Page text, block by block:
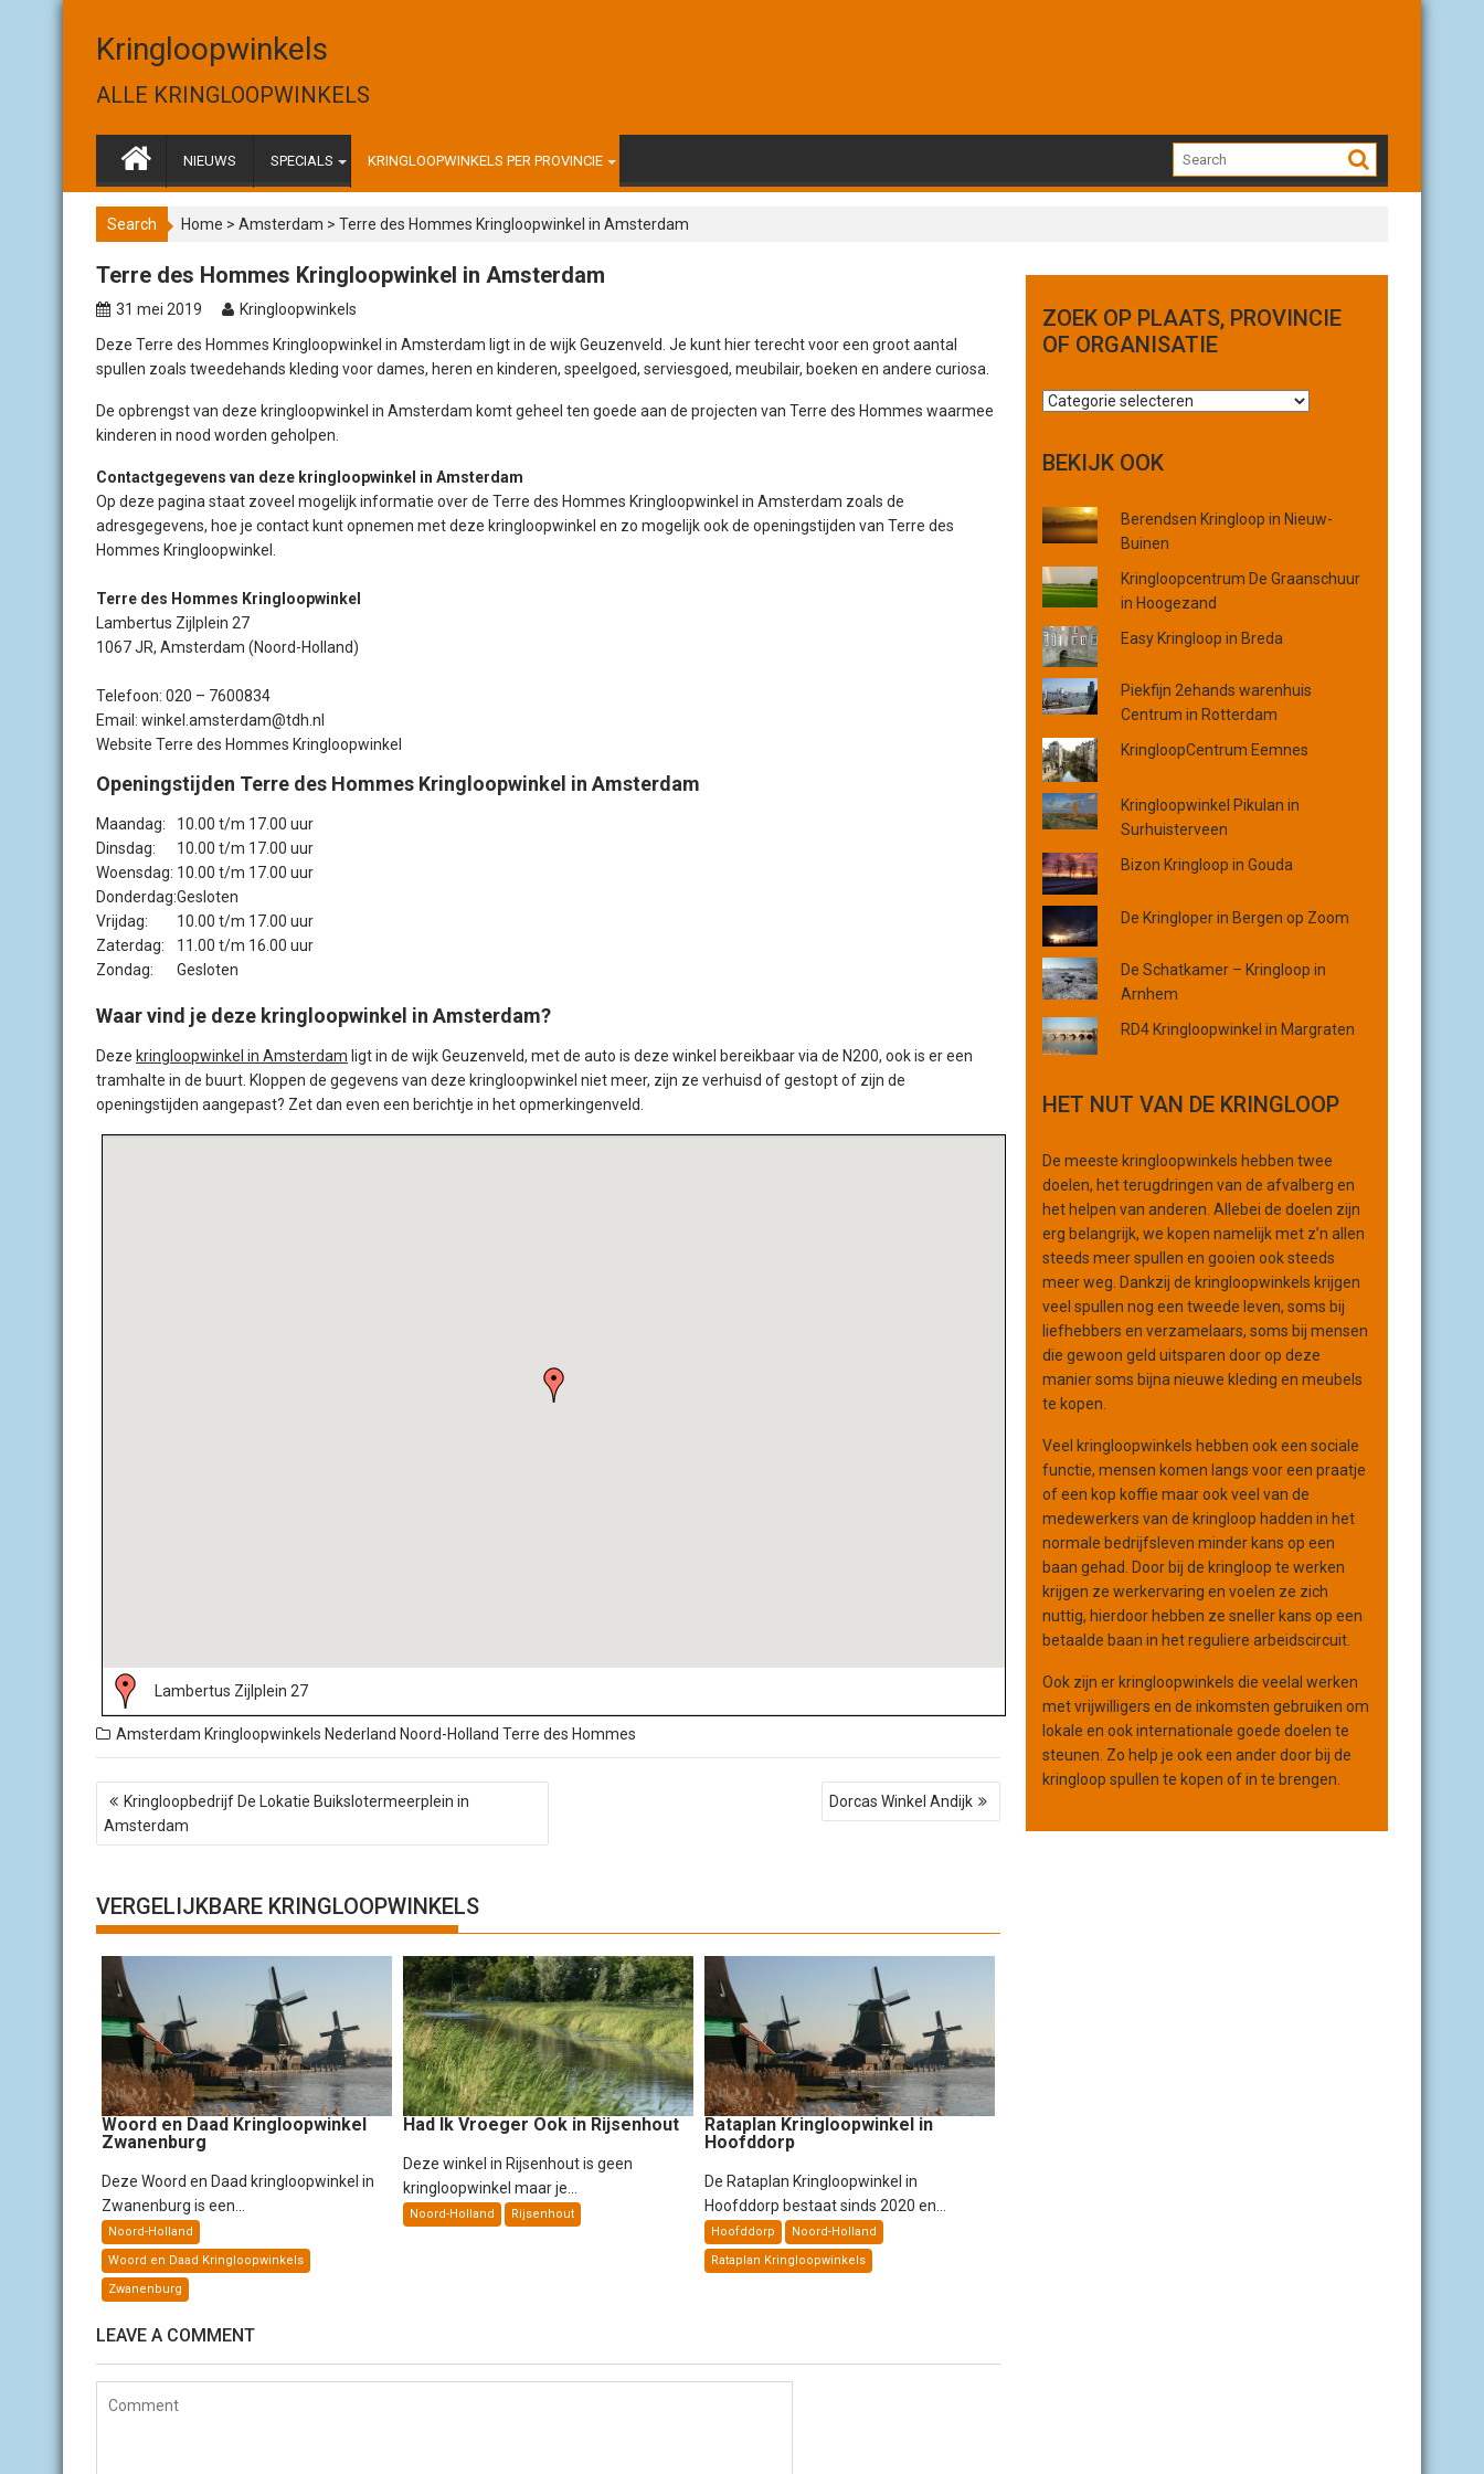
Kringloopwinkels
ALLE KRINGLOOPWINKELS
NIEUWS SPECIALS KRINGLOOPWINKELS PER PROVINCIE
Search Home > Amsterdam > Terre des Hommes Kringloopwinkel in Amsterdam
Terre des Hommes Kringloopwinkel in Amsterdam
31 mei 2019
Kringloopwinkels
Deze Terre des Hommes Kringloopwinkel in Amsterdam ligt in de wijk Geuzenveld. Je kunt hier terecht voor een groot aantal
spullen zoals tweedehands kleding voor dames, heren en kinderen, speelgoed, serviesgoed, meubilair, boeken en andere curiosa.
De opbrengst van deze kringloopwinkel in Amsterdam komt geheel ten goede aan de projecten van Terre des Hommes waarmee
kinderen in nood worden geholpen.
Contactgegevens van deze kringloopwinkel in Amsterdam
Op deze pagina staat zoveel mogelijk informatie over de Terre des Hommes Kringloopwinkel in Amsterdam zoals de
adresgegevens, hoe je contact kunt opnemen met deze kringloopwinkel en zo mogelijk ook de openingstijden van Terre des
Hommes Kringloopwinkel.
Terre des Hommes Kringloopwinkel
Lambertus Zijlplein 27
1067 JR, Amsterdam (Noord-Holland)
Telefoon: 020 – 7600834
Email: winkel.amsterdam@tdh.nl
Website Terre des Hommes Kringloopwinkel
Openingstijden Terre des Hommes Kringloopwinkel in Amsterdam
Maandag:
10.00 t/m 17.00 uur
Dinsdag:
10.00 t/m 17.00 uur
Woensdag: 10.00 t/m 17.00 uur
Donderdag:Gesloten
Vrijdag:
10.00 t/m 17.00 uur
Zaterdag:
11.00 t/m 16.00 uur
Zondag:
Gesloten
Waar vind je deze kringloopwinkel in Amsterdam?
Deze kringloopwinkel in Amsterdam ligt in de wijk Geuzenveld, met de auto is deze winkel bereikbaar via de N200, ook is er een
tramhalte in de buurt. Kloppen de gegevens van deze kringloopwinkel niet meer, zijn ze verhuisd of gestopt of zijn de
openingstijden aangepast? Zet dan even een berichtje in het opmerkingenveld.
Lambertus Zijlplein 27
Amsterdam Kringloopwinkels Nederland Noord-Holland Terre des Hommes
e
r
h
t
g
a
t
e
Kringloopbedrijf De Lokatie Buikslotermeerplein in
Amsterdam
Dorcas Winkel Andijk
VERGELIJKBARE KRINGLOOPWINKELS
Woord en Daad Kringloopwinkel
Zwanenburg
Deze Woord en Daad kringloopwinkel in
Zwanenburg is een...
Noord-Holland
Woord en Daad Kringloopwinkels
Zwanenburg
Had Ik Vroeger Ook in Rijsenhout
Deze winkel in Rijsenhout is geen
kringloopwinkel maar je...
Noord-Holland Rijsenhout
Rataplan Kringloopwinkel in
Hoofddorp
De Rataplan Kringloopwinkel in
Hoofddorp bestaat sinds 2020 en...
Hoofddorp
Noord-Holland
Rataplan Kringloopwinkels
LEAVE A COMMENT
ZOEK OP PLAATS, PROVINCIE
OF ORGANISATIE
Z
k
p
p
l
a
t
s
,
p
r
o
v
i
c
i
e
o
f
o
g
a
i
a
t
i
e
BEKIJK OOK
Berendsen Kringloop in Nieuw-
Buinen
Kringloopcentrum De Graanschuur
in Hoogezand
Easy Kringloop in Breda
Piekfijn 2ehands warenhuis
Centrum in Rotterdam
KringloopCentrum Eemnes
Kringloopwinkel Pikulan in
Surhuisterveen
Bizon Kringloop in Gouda
De Kringloper in Bergen op Zoom
De Schatkamer – Kringloop in
Arnhem
RD4 Kringloopwinkel in Margraten
HET NUT VAN DE KRINGLOOP
De meeste kringloopwinkels hebben twee
doelen, het terugdringen van de afvalberg en
het helpen van anderen. Allebei de doelen zijn
erg belangrijk, we kopen namelijk met z’n allen
steeds meer spullen en gooien ook steeds
meer weg. Dankzij de kringloopwinkels krijgen
veel spullen nog een tweede leven, soms bij
liefhebbers en verzamelaars, soms bij mensen
die gewoon geld uitsparen door op deze
manier soms bijna nieuwe kleding en meubels
te kopen.
Veel kringloopwinkels hebben ook een sociale
functie, mensen komen langs voor een praatje
of een kop koffie maar ook veel van de
medewerkers van de kringloop hadden in het
normale bedrijfsleven minder kans op een
baan gehad. Door bij de kringloop te werken
krijgen ze werkervaring en voelen ze zich
nuttig, hierdoor hebben ze sneller kans op een
betaalde baan in het reguliere arbeidscircuit.
Ook zijn er kringloopwinkels die veelal werken
met vrijwilligers en de inkomsten gebruiken om
lokale en ook internationale goede doelen te
steunen. Zo help je ook een ander door bij de
kringloop spullen te kopen of in te brengen.